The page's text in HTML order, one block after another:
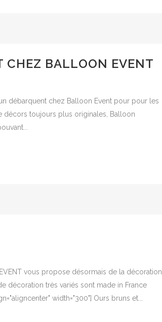
CHEZ BALLOON EVENT
débarquent chez Balloon Event pour pour les
toujours plus originales, Balloon
vous propose désormais de la décoration
décoration très variés sont made in France
width="300"] Ours bruns et...